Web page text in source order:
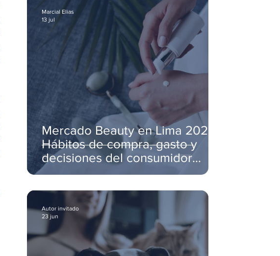
Mercado Beauty en Lima 2026:
Hábitos de compra, gasto y
decisiones del consumidor
limeño
Marcial Elias
13 jul
Autor invitado
23 jun